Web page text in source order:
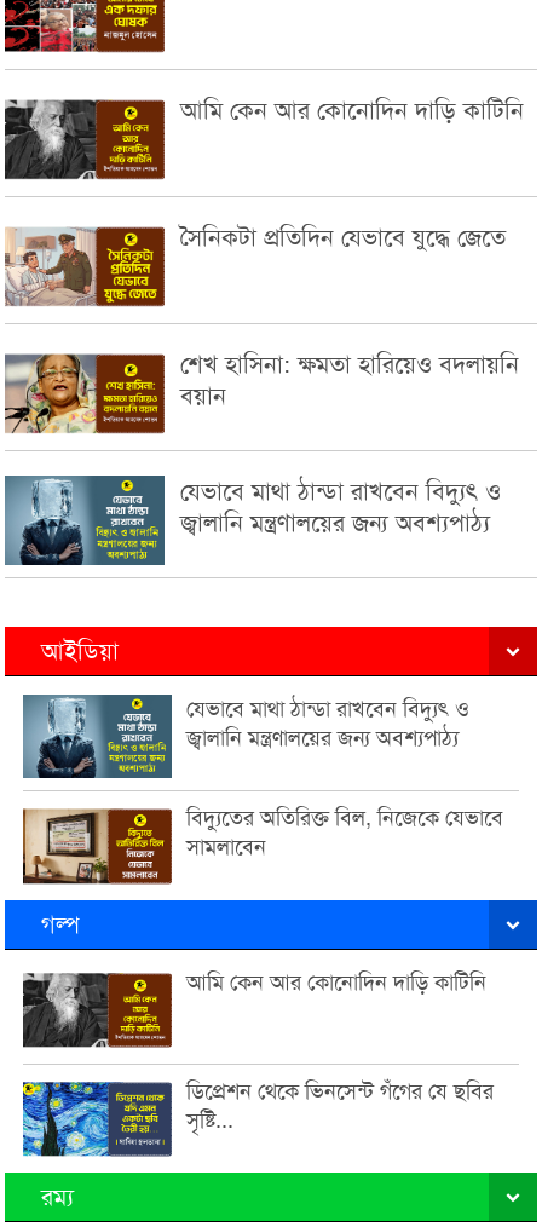
আমি কেন আর কোনোদিন দাড়ি কাটিনি
সৈনিকটা প্রতিদিন যেভাবে যুদ্ধে জেতে
শেখ হাসিনা: ক্ষমতা হারিয়েও বদলায়নি
বয়ান
যেভাবে মাথা ঠান্ডা রাখবেন বিদ্যুৎ ও
জ্বালানি মন্ত্রণালয়ের জন্য অবশ্যপাঠ্য
আইডিয়া
যেভাবে মাথা ঠান্ডা রাখবেন বিদ্যুৎ ও
জ্বালানি মন্ত্রণালয়ের জন্য অবশ্যপাঠ্য
বিদ্যুতের অতিরিক্ত বিল, নিজেকে যেভাবে
সামলাবেন
গল্প
আমি কেন আর কোনোদিন দাড়ি কাটিনি
ডিপ্রেশন থেকে ভিনসেন্ট গঁগের যে ছবির
সৃষ্টি...
রম্য